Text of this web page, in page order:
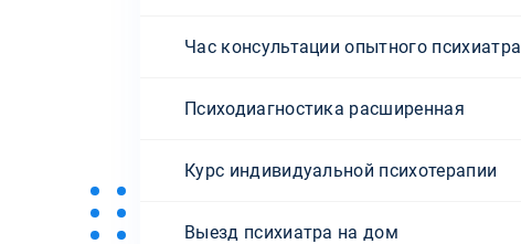
Час консультации опытного психиатра
Психодиагностика расширенная
Курс индивидуальной психотерапии
Выезд психиатра на дом